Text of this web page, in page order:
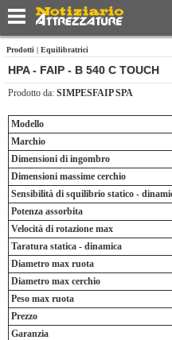
Prodotti | Equilibratrici
HPA - FAIP - B 540 C TOUCH
Prodotto da: SIMPESFAIP SPA
Modello
Marchio
Dimensioni di ingombro
Dimensioni massime cerchio
Sensibilità di squilibrio statico -
Potenza assorbita
Velocità di rotazione max
Taratura statica - dinamica
Diametro max ruota
Diametro max cerchio
Peso max ruota
Prezzo
Garanzia